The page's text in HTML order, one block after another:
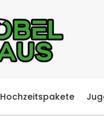
Hochzeitspakete